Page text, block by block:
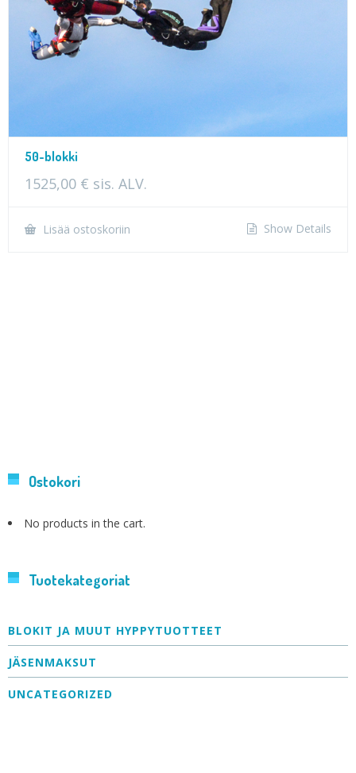
50-blokki
1525,00 € sis. ALV.
Lisää ostoskoriin Show Details
Ostokori
No products in the cart.
Tuotekategoriat
BLOKIT JA MUUT HYPPYTUOTTEET
JÄSENMAKSUT
UNCATEGORIZED